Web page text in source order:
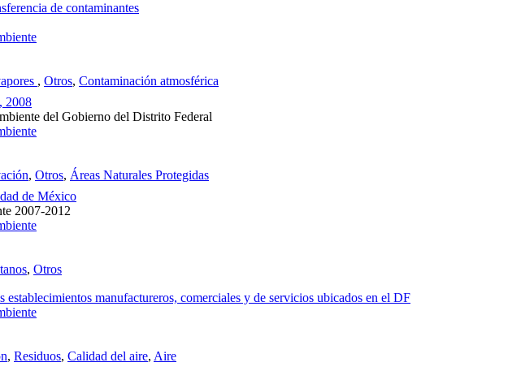
de contaminantes
, Otros, Contaminación atmosférica
2008
del Gobierno del Distrito Federal
, Otros, Áreas Naturales Protegidas
de México
2007-2012
, Otros
establecimientos manufactureros, comerciales y de servicios ubicados en el DF
, Residuos, Calidad del aire, Aire